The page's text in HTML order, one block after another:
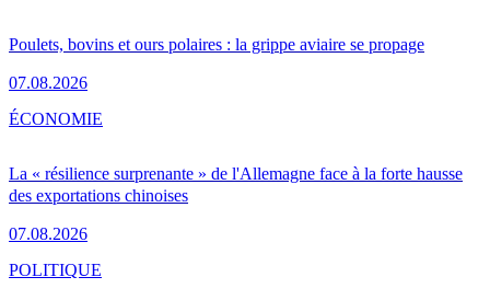
Poulets, bovins et ours polaires : la grippe aviaire se propage
07.08.2026
La « résilience surprenante » de l'Allemagne face à la forte hausse
des exportations chinoises
07.08.2026
ÉCONOMIE
POLITIQUE